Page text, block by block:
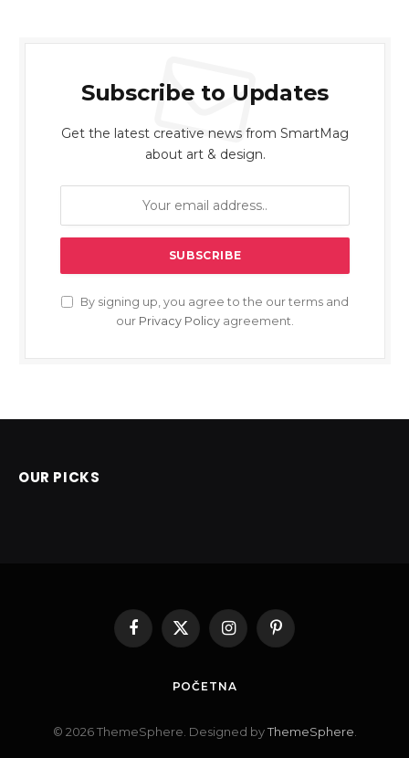
Subscribe to Updates
Get the latest creative news from SmartMag
about art & design.
By signing up, you agree to the our terms and
our Privacy Policy agreement.
OUR PICKS
Facebook
X
(Twitter)
InstagramPinterest
POČETNA
© 2026 ThemeSphere. Designed byThemeSphere